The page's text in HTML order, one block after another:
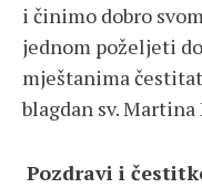
i činimo dobro
jednom poželjeti
mještanima
blagdan sv. Martina
Pozdravi i